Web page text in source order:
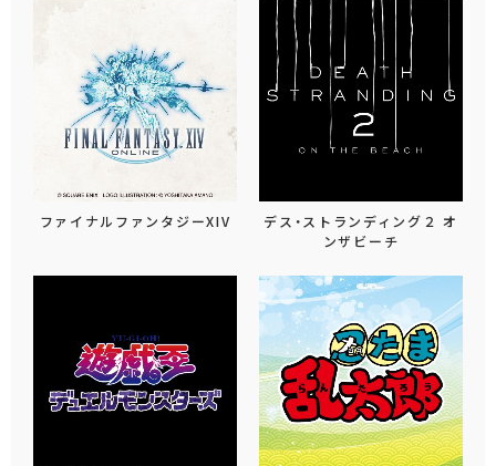
ファイナルファンタジーXIV
デス・ストランディング２ オ
ンザビーチ